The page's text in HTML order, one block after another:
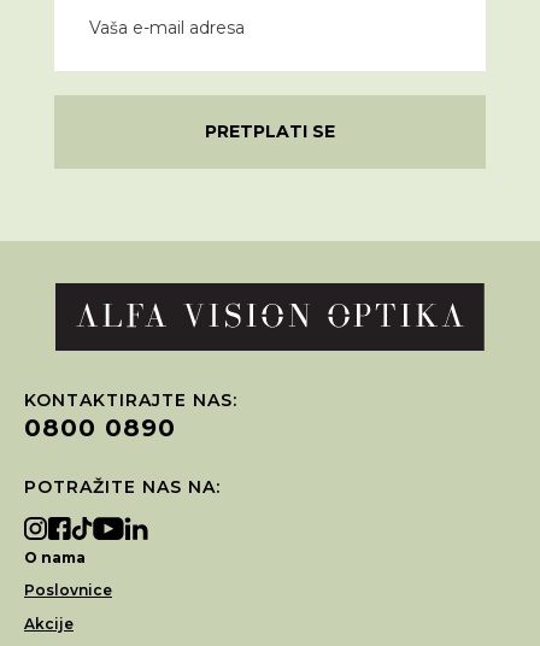
PRETPLATI SE
KONTAKTIRAJTE NAS:
0800 0890
POTRAŽITE NAS NA:
O nama
Poslovnice
Akcije